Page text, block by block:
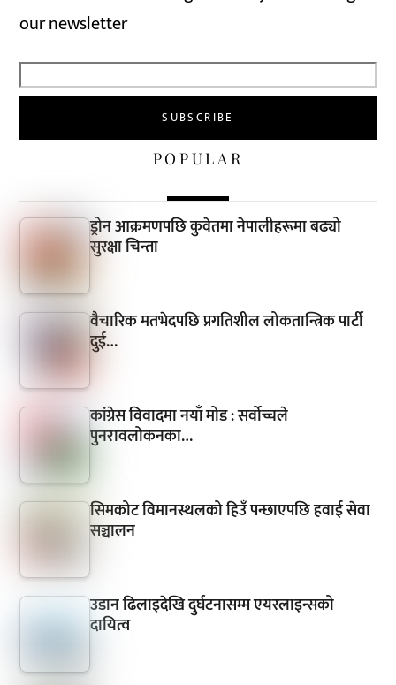
our newsletter
POPULAR
ड्रोन आक्रमणपछि कुवेतमा नेपालीहरूमा बढ्यो
सुरक्षा चिन्ता
वैचारिक मतभेदपछि प्रगतिशील लोकतान्त्रिक पार्टी
दुई…
कांग्रेस विवादमा नयाँ मोड : सर्वोच्चले
पुनरावलोकनका…
सिमकोट विमानस्थलको हिउँ पन्छाएपछि हवाई सेवा
सञ्चालन
उडान ढिलाइदेखि दुर्घटनासम्म एयरलाइन्सको
दायित्व